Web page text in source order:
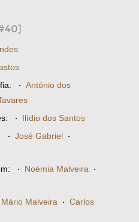
· António dos
· Ilídio dos Santos
· José Gabriel ·
· Noémia Malveira ·
Mário Malveira · Carlos